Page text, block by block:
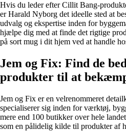
Hvis du leder efter Cillit Bang-
er Harald Nyborg det ideelle sted at
udvalg og ekspertise inden for
hjælpe dig med at finde det rigtige
på sort mug i dit hjem ved at handle
Jem og Fix: Find de
produkter til at
Jem og Fix er en velrenommeret
specialiserer sig inden for værktøj,
mere end 100 butikker over hele
som en pålidelig kilde til produkter af